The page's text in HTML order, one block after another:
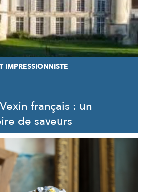
IMPRESSIONNISTE
français : un
de saveurs